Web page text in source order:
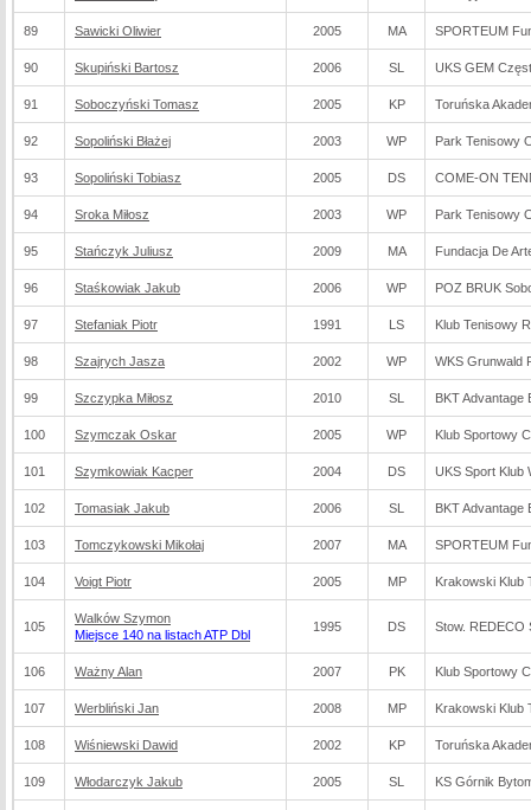
89 Sawicki Oliwier 2005 MA SPORTEUM
90 Skupiński Bartosz 2006 SL UKS GEM
91 Soboczyński Tomasz 2005 KP Toruńska
92 Sopoliński Błażej 2003 WP Park Tenisowy
93 Sopoliński Tobiasz 2005 DS COME-ON
94 Sroka Miłosz 2003 WP Park Tenisowy
95 Stańczyk Juliusz 2009 MA Fundacja De
96 Staśkowiak Jakub 2006 WP POZ BRUK
97 Stefaniak Piotr 1991 LS Klub Tenisowy
98 Szajrych Jasza 2002 WP WKS Grunwald
99 Szczypka Miłosz 2010 SL BKT Advantage
100 Szymczak Oskar 2005 WP Klub Sportowy
101 Szymkowiak Kacper 2004 DS UKS Sport Klub
102 Tomasiak Jakub 2006 SL BKT Advantage
103 Tomczykowski Mikołaj 2007 MA SPORTEUM
104 Voigt Piotr 2005 MP Krakowski Klub
105
Walków Szymon
Miejsce 140 na listach ATP Dbl
1995 DS Stow. REDECO
106 Ważny Alan 2007 PK Klub Sportowy
107 Werbliński Jan 2008 MP Krakowski Klub
108 Wiśniewski Dawid 2002 KP Toruńska
109 Włodarczyk Jakub 2005 SL KS Górnik